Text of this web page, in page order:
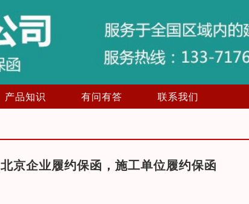
产品知识 有问有答 联系我们
北京企业履约保函，施工单位履约保函